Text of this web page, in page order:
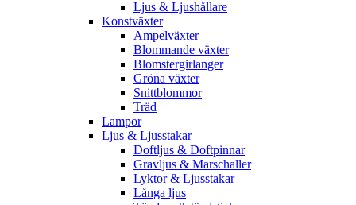
Ljus & Ljushållare
Konstväxter
Ampelväxter
Blommande växter
Blomstergirlanger
Gröna växter
Snittblommor
Träd
Lampor
Ljus & Ljusstakar
Doftljus & Doftpinnar
Gravljus & Marschaller
Lyktor & Ljusstakar
Långa ljus